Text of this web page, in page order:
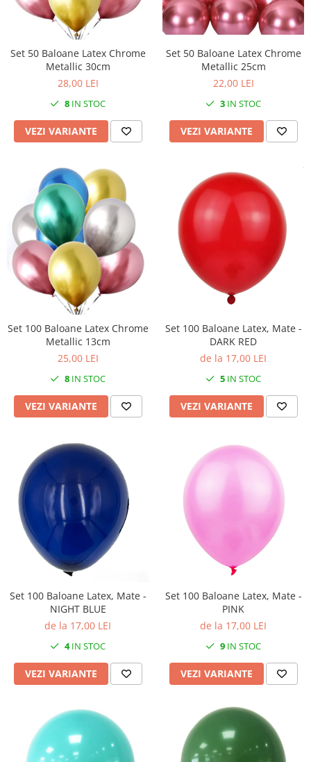
Iarba Artificiala
Set 50 Baloane Latex Chrome
Metallic 30cm
28,00 LEI
8 IN STOC
VEZI VARIANTE
Set 50 Baloane Latex Chrome
Metallic 25cm
22,00 LEI
3 IN STOC
VEZI VARIANTE
Set 100 Baloane Latex Chrome
Metallic 13cm
25,00 LEI
8 IN STOC
VEZI VARIANTE
Set 100 Baloane Latex, Mate -
DARK RED
de la 17,00 LEI
5 IN STOC
VEZI VARIANTE
Set 100 Baloane Latex, Mate -
NIGHT BLUE
de la 17,00 LEI
4IN STOC
VEZI VARIANTE
Set 100 Baloane Latex, Mate -
PINK
de la 17,00 LEI
9 IN STOC
VEZI VARIANTE